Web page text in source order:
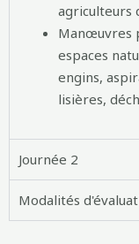
agriculteurs
Manœuvres
espaces
engins,
lisières,
Journée 2
Modalités